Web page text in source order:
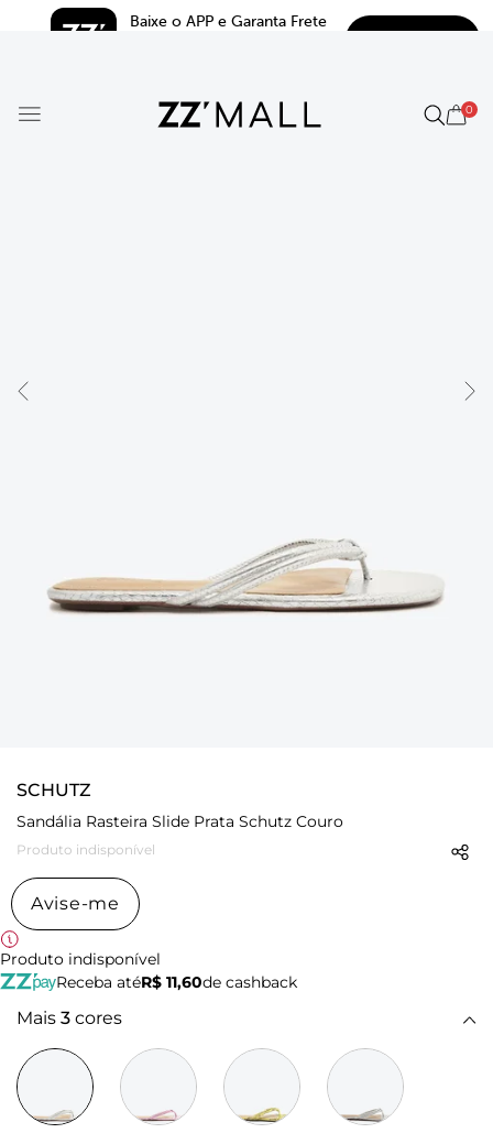
Baixe o APP e Garanta Frete
0
SCHUTZ
Sandália Rasteira Slide Prata Schutz Couro
Produto indisponível
Avise-me
Produto indisponível
Receba atéR$ 11,60de cashback
Mais 3 cores